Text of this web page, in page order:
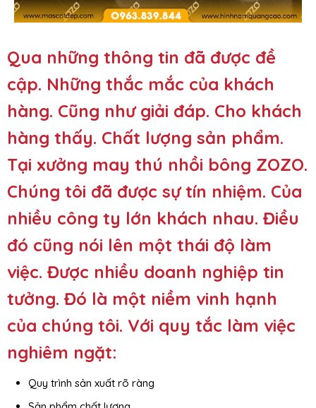
Qua những thông tin đã được đề
cập. Những thắc mắc của khách
hàng. Cũng như giải đáp. Cho khách
hàng thấy. Chất lượng sản phẩm.
Tại xưởng may thú nhồi bông ZOZO.
Chúng tôi đã được sự tín nhiệm. Của
nhiều công ty lớn khách nhau. Điều
đó cũng nói lên một thái độ làm
việc. Được nhiều doanh nghiệp tin
tưởng. Đó là một niềm vinh hạnh
của chúng tôi. Với quy tắc làm việc
nghiêm ngặt:
Quy trình sản xuất rõ ràng